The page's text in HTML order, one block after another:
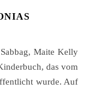
das vom
wurde. Auf